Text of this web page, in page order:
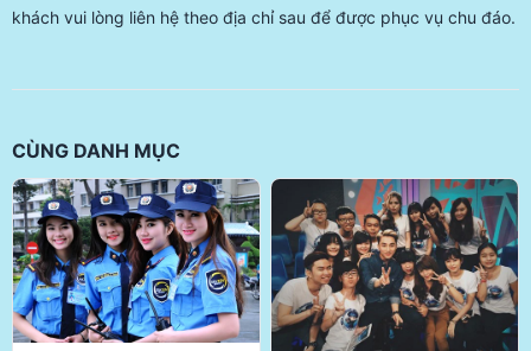
khách vui lòng liên hệ theo địa chỉ sau để được phục vụ chu đáo.
CÙNG DANH MỤC